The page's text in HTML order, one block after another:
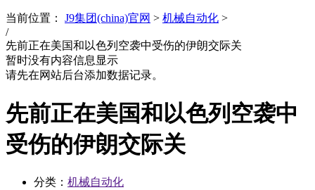
当前位置： J9集团(china)官网 > 机械自动化 >
/
先前正在美国和以色列空袭中受伤的伊朗交际关
暂时没有内容信息显示
请先在网站后台添加数据记录。
先前正在美国和以色列空袭中
受伤的伊朗交际关
分类： 机械自动化